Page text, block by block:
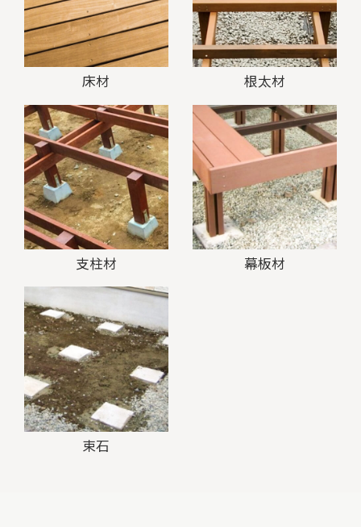
床材 根太材
支柱材 幕板材
束石